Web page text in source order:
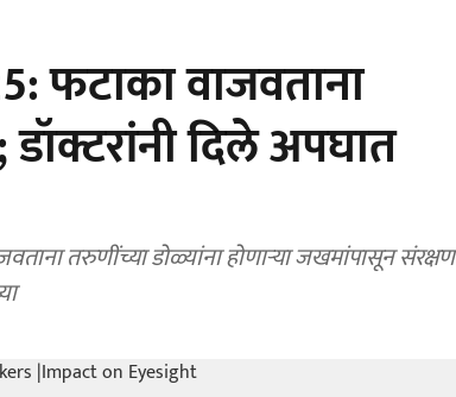
फटाका वाजवताना
दिले अपघात
तरुणींच्या डोळ्यांना होणाऱ्या जखमांपासून संरक्षण